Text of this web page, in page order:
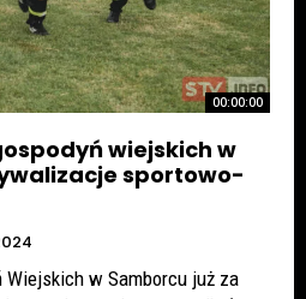
00:00:00
wiejskich w
sportowo-
Wiejskich w Samborcu już za